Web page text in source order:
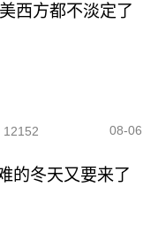
西方都不淡定了
12152 08-06
的冬天又要来了